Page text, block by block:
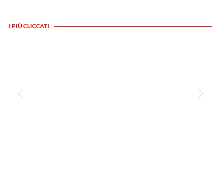
I PIÙ CLICCATI